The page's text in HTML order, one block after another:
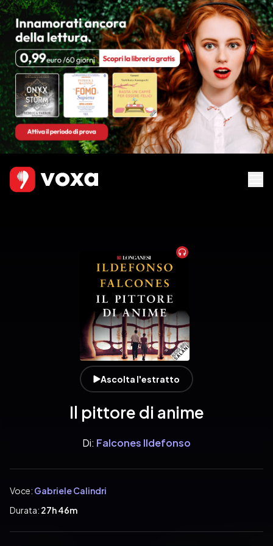
Audiobook
Ascolta l'estratto
Il pittore di anime
Di: Falcones Ildefonso
Voce: Gabriele Calindri
Durata: 27h 46m